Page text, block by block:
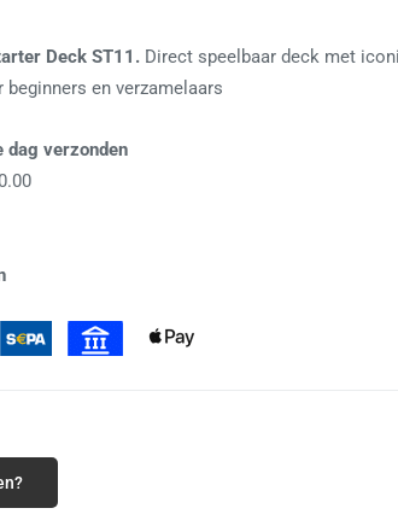
Deck ST11.Direct speelbaar deck met
en verzamelaars
dag verzonden